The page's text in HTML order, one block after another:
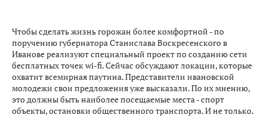
Чтобы сделать жизнь горожан более комфортной - по
поручению губернатора Станислава Воскресенского в
Иванове реализуют специальный проект по созданию сети
бесплатных точек wi-fi. Сейчас обсуждают локации, которые
охватит всемирная паутина. Представители ивановской
молодежи свои предложения уже высказали. По их мнению,
это должны быть наиболее посещаемые места - спорт
объекты, остановки общественного транспорта. И не только.